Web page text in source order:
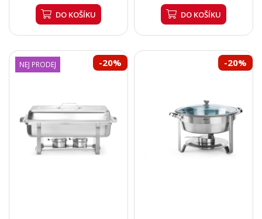
DO KOŠÍKU DO KOŠÍKU
NEJ PRODEJ -20% -20%